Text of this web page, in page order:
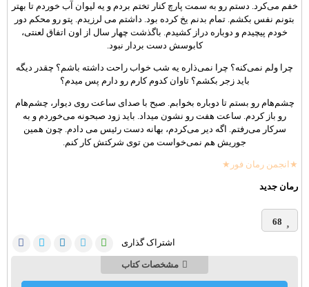
خفم می‌کرد. دستم رو به سمت پارچ کنار تختم بردم و یه لیوان آب خوردم تا بهتر
بتونم نفس بکشم. تمام بدنم یخ کرده بود. داشتم می لرزیدم. پتو رو محکم دور
خودم پیچیدم و دوباره دراز کشیدم. باگذشت چهار سال از اون اتفاق لعنتی،
کابوسش دست بردار نبود.
چرا ولم نمی‌کنه؟ چرا نمی‌ذاره یه شب خواب راحت داشته باشم؟ چقدر دیگه
باید زجر بکشم؟ تاوان کدوم کارم رو دارم پس میدم؟
چشم‌هام رو بستم تا دوباره بخوابم. صبح با صدای ساعت روی دیوار، چشم‌هام
رو باز کردم. ساعت هفت رو نشون میداد. باید زود صبحونه می‌خوردم و به
سرکار می‌رفتم. اگه دیر می‌کردم، بهانه دست رئیس می دادم. چون همین
جوریش هم نمی‌خواست من توی شرکتش کار کنم.
★انجمن رمان فور★
رمان جدید
68
اشتراک گذاری
مشخصات کتاب